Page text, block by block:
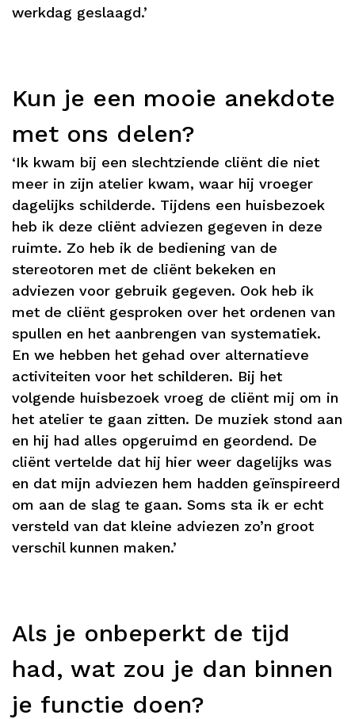
werkdag geslaagd.’
Kun je een mooie anekdote
met ons delen?
‘Ik kwam bij een slechtziende cliënt die niet
meer in zijn atelier kwam, waar hij vroeger
dagelijks schilderde. Tijdens een huisbezoek
heb ik deze cliënt adviezen gegeven in deze
ruimte. Zo heb ik de bediening van de
stereotoren met de cliënt bekeken en
adviezen voor gebruik gegeven. Ook heb ik
met de cliënt gesproken over het ordenen van
spullen en het aanbrengen van systematiek.
En we hebben het gehad over alternatieve
activiteiten voor het schilderen. Bij het
volgende huisbezoek vroeg de cliënt mij om in
het atelier te gaan zitten. De muziek stond aan
en hij had alles opgeruimd en geordend. De
cliënt vertelde dat hij hier weer dagelijks was
en dat mijn adviezen hem hadden geïnspireerd
om aan de slag te gaan. Soms sta ik er echt
versteld van dat kleine adviezen zo’n groot
verschil kunnen maken.’
Als je onbeperkt de tijd
had, wat zou je dan binnen
je functie doen?